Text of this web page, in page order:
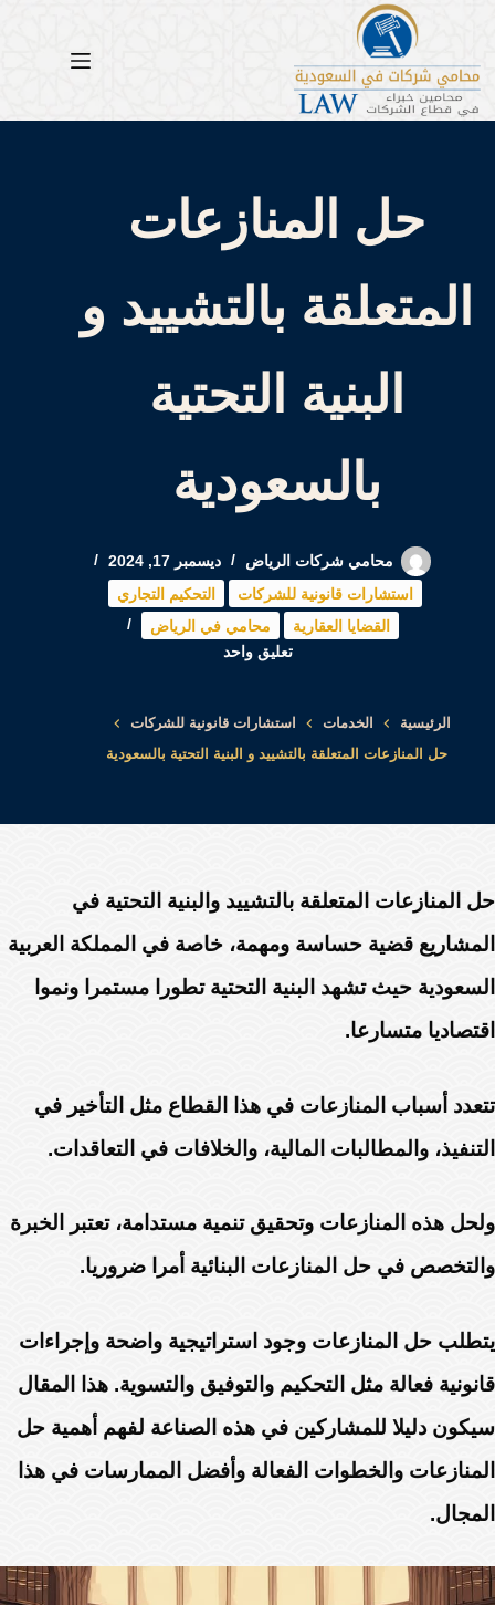
إلى
المحتوى
حل المنازعات
المتعلقة بالتشييد و
البنية التحتية
بالسعودية
محامي شركات الرياض
ديسمبر 17, 2024
استشارات قانونية للشركات
التحكيم التجاري
القضايا العقارية
محامي في الرياض
تعليق واحد
الرئيسية الخدمات
استشارات قانونية للشركات
حل المنازعات المتعلقة بالتشييد و البنية التحتية بالسعودية
حل المنازعات المتعلقة بالتشييد والبنية التحتية في
المشاريع قضية حساسة ومهمة، خاصة في المملكة العربية
السعودية حيث تشهد البنية التحتية تطورا مستمرا ونموا
اقتصاديا متسارعا.
تتعدد أسباب المنازعات في هذا القطاع مثل التأخير في
التنفيذ، والمطالبات المالية، والخلافات في التعاقدات.
ولحل هذه المنازعات وتحقيق تنمية مستدامة، تعتبر الخبرة
والتخصص في حل المنازعات البنائية أمرا ضروريا.
يتطلب حل المنازعات وجود استراتيجية واضحة وإجراءات
قانونية فعالة مثل التحكيم والتوفيق والتسوية. هذا المقال
سيكون دليلا للمشاركين في هذه الصناعة لفهم أهمية حل
المنازعات والخطوات الفعالة وأفضل الممارسات في هذا
المجال.